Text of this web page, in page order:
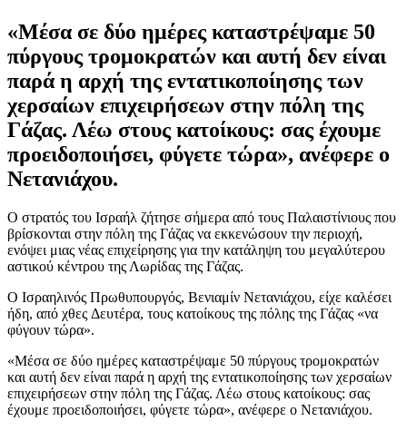
«Μέσα σε δύο ημέρες καταστρέψαμε 50
πύργους τρομοκρατών και αυτή δεν είναι
παρά η αρχή της εντατικοποίησης των
χερσαίων επιχειρήσεων στην πόλη της
Γάζας. Λέω στους κατοίκους: σας έχουμε
προειδοποιήσει, φύγετε τώρα», ανέφερε ο
Νετανιάχου.
Ο στρατός του Ισραήλ ζήτησε σήμερα από τους Παλαιστίνιους που
βρίσκονται στην πόλη της Γάζας να εκκενώσουν την περιοχή,
ενόψει μιας νέας επιχείρησης για την κατάληψη του μεγαλύτερου
αστικού κέντρου της Λωρίδας της Γάζας.
Ο Ισραηλινός Πρωθυπουργός, Βενιαμίν Νετανιάχου, είχε καλέσει
ήδη, από χθες Δευτέρα, τους κατοίκους της πόλης της Γάζας «να
φύγουν τώρα».
«Μέσα σε δύο ημέρες καταστρέψαμε 50 πύργους τρομοκρατών
και αυτή δεν είναι παρά η αρχή της εντατικοποίησης των χερσαίων
επιχειρήσεων στην πόλη της Γάζας. Λέω στους κατοίκους: σας
έχουμε προειδοποιήσει, φύγετε τώρα», ανέφερε ο Νετανιάχου.